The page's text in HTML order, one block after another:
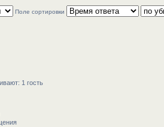
Поле сортировки
1 гость